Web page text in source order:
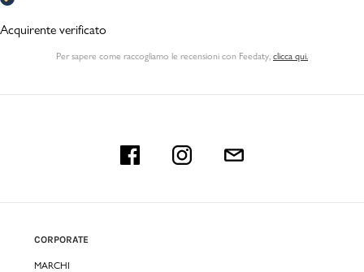
Acquirente verificato
Per sapere come raccogliamo le recensioni con Feedaty, clicca qui.
CORPORATE
MARCHI